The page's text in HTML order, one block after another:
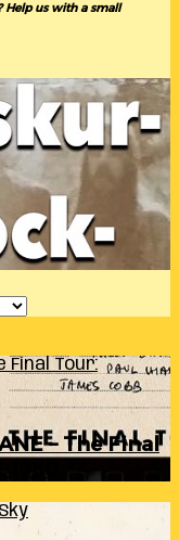
Help us with a small
Final Tour:
– The Final